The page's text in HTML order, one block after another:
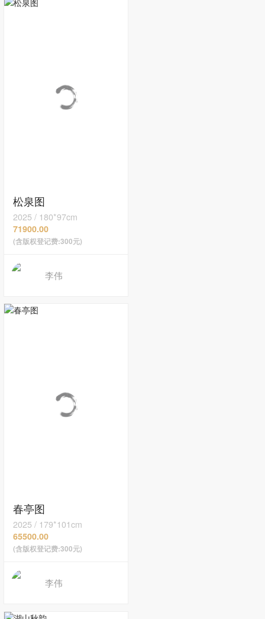
松泉图
2025 / 180*97cm
71900.00
(含版权登记费:300元)
李伟
春亭图
2025 / 179*101cm
65500.00
(含版权登记费:300元)
李伟